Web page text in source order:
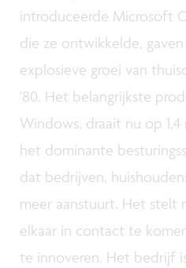
introduceerde Microsoft
die ze ontwikkelde,
explosieve groei van
'80. Het belangrijkste
Windows, draait nu op
het dominante
dat bedrijven,
meer aanstuurt. Het stelt
elkaar in contact te
te innoveren. Het bedrijf